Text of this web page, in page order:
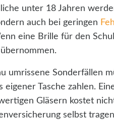
unter 18 Jahren
auch bei geringen
eine Brille für den
umrissene Sonderfällen
Tasche zahlen.
Gläsern kostet
selbst